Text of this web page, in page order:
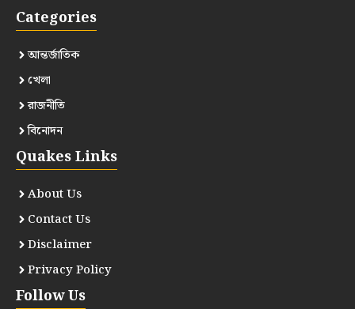
Categories
আন্তর্জাতিক
খেলা
রাজনীতি
বিনোদন
Quakes Links
About Us
Contact Us
Disclaimer
Privacy Policy
Follow Us